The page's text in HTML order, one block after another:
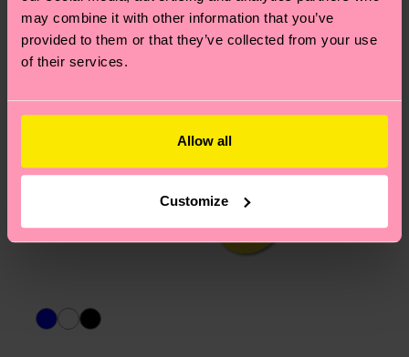
may combine it with other information that you’ve
provided to them or that they’ve collected from your use
of their services.
Allow all
Customize